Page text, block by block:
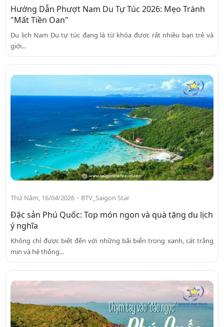
Hướng Dẫn Phượt Nam Du Tự Túc 2026: Mẹo Tránh
"Mất Tiền Oan"
Du lịch Nam Du tự túc đang là từ khóa được rất nhiều bạn trẻ và
giới...
Thứ Năm, 16/04/2026 - BTV_Saigon Star
Đặc sản Phú Quốc: Top món ngon và quà tặng du lịch
ý nghĩa
Không chỉ được biết đến với những bãi biển trong xanh, cát trắng
mịn và hệ thống...